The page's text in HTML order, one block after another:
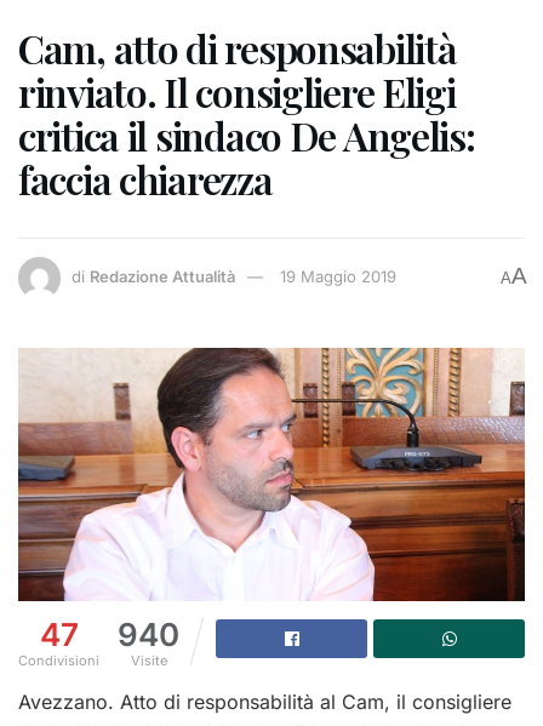
Cam, atto di responsabilità
rinviato. Il consigliere Eligi
critica il sindaco De Angelis:
faccia chiarezza
di Redazione Attualità 19 Maggio 2019 AA
47
Condivisioni
940
Visite
Avezzano. Atto di responsabilità al Cam, il consigliere